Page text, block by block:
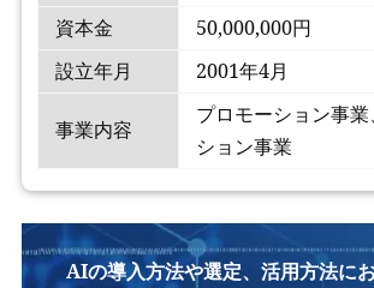
資本金
50,000,000円
設立年月
2001年4月
事業内容
プロモーション事
ション事業
AIの導入方法や選定、活用方法にお